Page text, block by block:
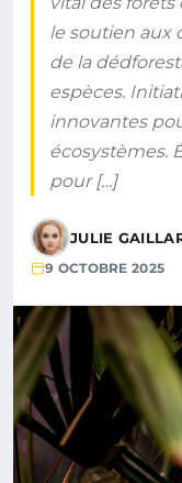
le soutien aux
de la
espèces.
innovantes
écosystèmes.
pour […]
JULIE
9 OCTOBRE 2025